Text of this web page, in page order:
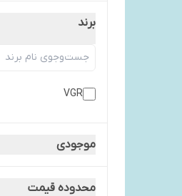
برند
VGR
موجودی
محدوده قیمت